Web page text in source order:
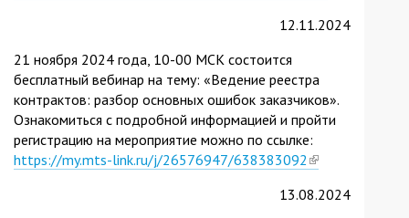
external)
12.11.2024
21 ноября 2024 года, 10-00 МСК состоится
бесплатный вебинар на тему: «Ведение реестра
контрактов: разбор основных ошибок заказчиков».
Ознакомиться с подробной информацией и пройти
регистрацию на мероприятие можно по ссылке:
https://my.mts-link.ru/j/26576947/638383092 (link
external)
13.08.2024